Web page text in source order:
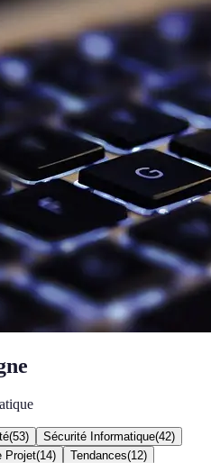
(53) Sécurité Informatique(42)
Projet(14) Tendances(12)